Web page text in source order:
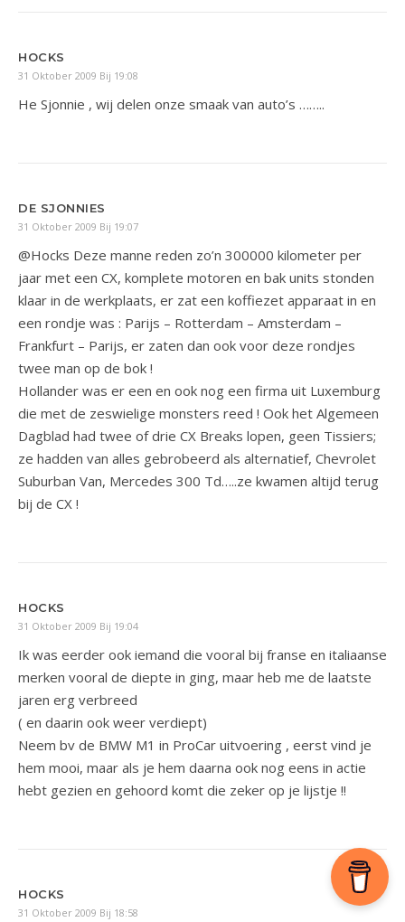
HOCKS
31 Oktober 2009 Bij 19:08
He Sjonnie , wij delen onze smaak van auto’s ……..
DE SJONNIES
31 Oktober 2009 Bij 19:07
@Hocks Deze manne reden zo’n 300000 kilometer per
jaar met een CX, komplete motoren en bak units stonden
klaar in de werkplaats, er zat een koffiezet apparaat in en
een rondje was : Parijs – Rotterdam – Amsterdam –
Frankfurt – Parijs, er zaten dan ook voor deze rondjes
twee man op de bok !
Hollander was er een en ook nog een firma uit Luxemburg
die met de zeswielige monsters reed ! Ook het Algemeen
Dagblad had twee of drie CX Breaks lopen, geen Tissiers;
ze hadden van alles gebrobeerd als alternatief, Chevrolet
Suburban Van, Mercedes 300 Td…..ze kwamen altijd terug
bij de CX !
HOCKS
31 Oktober 2009 Bij 19:04
Ik was eerder ook iemand die vooral bij franse en italiaanse
merken vooral de diepte in ging, maar heb me de laatste
jaren erg verbreed
( en daarin ook weer verdiept)
Neem bv de BMW M1 in ProCar uitvoering , eerst vind je
hem mooi, maar als je hem daarna ook nog eens in actie
hebt gezien en gehoord komt die zeker op je lijstje !!
HOCKS
31 Oktober 2009 Bij 18:58